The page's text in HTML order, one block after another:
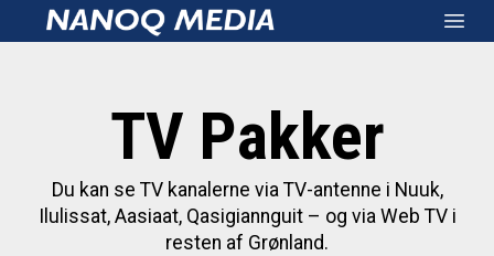
Nanoq Media
TV Pakker
Du kan se TV kanalerne via TV-antenne i Nuuk,
Ilulissat, Aasiaat, Qasigiannguit – og via Web TV i
resten af Grønland.